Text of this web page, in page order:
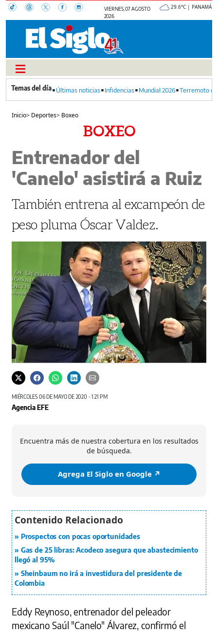
VIERNES, 07 AGOSTO
2026
29.6°C | PANAMÁ
Últimas noticias Infidencias Mundial 2026 Terremoto
Inicio> Deportes> Boxeo
BOXEO
Entrenador del
'Canelo' asistirá a Ruiz
También entrena al excampeón de
peso pluma Óscar Valdez.
MIÉRCOLES 06 DE MAYO DE 2020 - 1:21 PM
Agencia EFE
Encuentra más de nuestra cobertura en los resultados
de búsqueda.
Agrega El Siglo en Google ↗️
Prospectos con pocas oportunidades
Gas de 25 libras: Acodeco asegura que abastecimiento
llegó al 95%
Sheinbaum no irá a investidura del presidente de
Colombia
Eddy Reynoso, entrenador del peleador
mexicano Saúl "Canelo" Álvarez, confirmó el